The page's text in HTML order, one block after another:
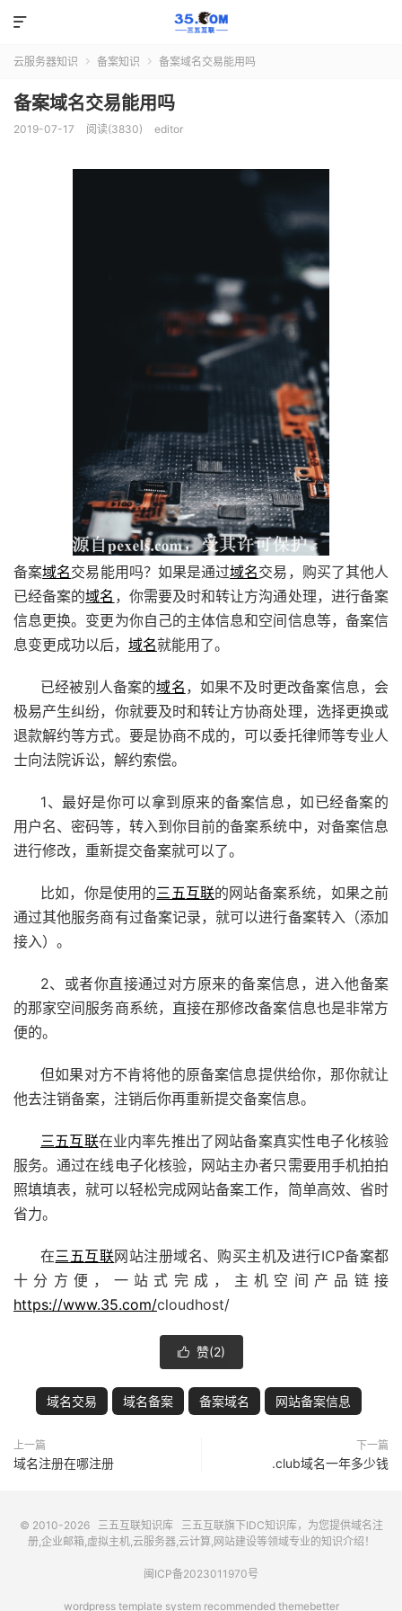

云服务器知识  备案知识  备案域名交易能用吗
备案域名交易能用吗
2019-07-17 阅读(3830) editor
备案域名交易能用吗？如果是通过域名交易，购买了其他人
已经备案的域名 ，你需要及时和转让方沟通处理，进行备案
信息更换。变更为你自己的主体信息和空间信息等，备案信
息变更成功以后， 域名就能用了。
已经被别人备案的域名 ，如果不及时更改备案信息，会
极易产生纠纷，你就要及时和转让方协商处理，选择更换或
退款解约等方式。要是协商不成的，可以委托律师等专业人
士向法院诉讼，解约索偿。
1、最好是你可以拿到原来的备案信息，如已经备案的
用户名、密码等，转入到你目前的备案系统中，对备案信息
进行修改，重新提交备案就可以了。
比如，你是使用的三五互联的网站备案系统，如果之前
通过其他服务商有过备案记录，就可以进行备案转入（添加
接入）。
2、或者你直接通过对方原来的备案信息，进入他备案
的那家空间服务商系统，直接在那修改备案信息也是非常方
便的。
但如果对方不肯将他的原备案信息提供给你，那你就让
他去注销备案，注销后你再重新提交备案信息。
三五互联在业内率先推出了网站备案真实性电子化核验
服务。通过在线电子化核验，网站主办者只需要用手机拍拍
照填填表，就可以轻松完成网站备案工作，简单高效、省时
省力。
在三五互联网站注册域名、购买主机及进行ICP备案都
十分方便，一站式完成，主机空间产品链接
https://www.35.com/cloudhost/
 赞(2)
域名交易 域名备案 备案域名 网站备案信息
上一篇
域名注册在哪注册
下一篇
.club域名一年多少钱
© 2010-2026 三五互联知识库 三五互联旗下IDC知识库，为您提供域名注
册,企业邮箱,虚拟主机,云服务器,云计算,网站建设等领域专业的知识介绍！
闽ICP备2023011970号
wordpress template system recommended themebetter